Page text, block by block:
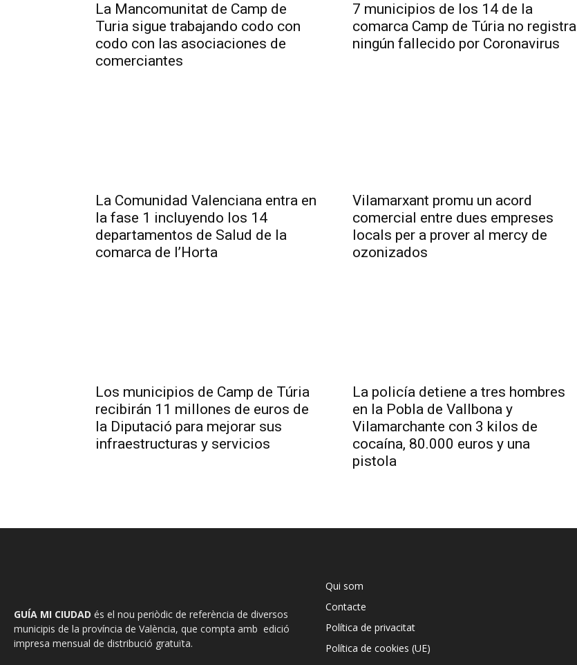
La Mancomunitat de Camp de
Turia sigue trabajando codo con
codo con las asociaciones de
comerciantes
7 municipios de los 14 de la
comarca Camp de Túria no registra
ningún fallecido por Coronavirus
La Comunidad Valenciana entra en
la fase 1 incluyendo los 14
departamentos de Salud de la
comarca de l’Horta
Vilamarxant promu un acord
comercial entre dues empreses
locals per a prover al mercy de
ozonizados
Los municipios de Camp de Túria
recibirán 11 millones de euros de
la Diputació para mejorar sus
infraestructuras y servicios
La policía detiene a tres hombres
en la Pobla de Vallbona y
Vilamarchante con 3 kilos de
cocaína, 80.000 euros y una
pistola
GUÍA MI CIUDAD és el nou periòdic de referència de diversos
municipis de la província de València, que compta amb edició
impresa mensual de distribució gratuïta.
Qui som
Contacte
Política de privacitat
Política de cookies (UE)